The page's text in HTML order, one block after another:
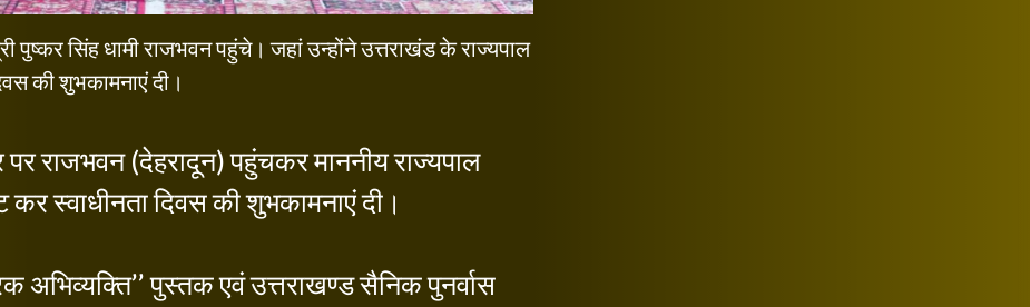
पुष्कर सिंह धामी राजभवन पहुंचे। जहां उन्होंने उत्तराखंड के राज्यपाल
की शुभकामनाएं दी।
राजभवन (देहरादून) पहुंचकर माननीय राज्यपाल
स्वाधीनता दिवस की शुभकामनाएं दी।
अभिव्यक्ति’’ पुस्तक एवं उत्तराखण्ड सैनिक पुनर्वास